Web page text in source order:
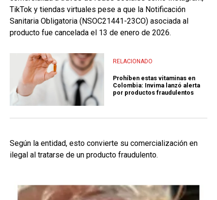
TikTok y tiendas virtuales pese a que la Notificación
Sanitaria Obligatoria (NSOC21441-23CO) asociada al
producto fue cancelada el 13 de enero de 2026.
RELACIONADO
Prohíben estas vitaminas en
Colombia: Invima lanzó alerta
por productos fraudulentos
Según la entidad, esto convierte su comercialización en
ilegal al tratarse de un producto fraudulento.